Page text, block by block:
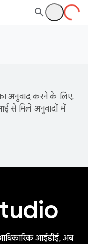
अनुवाद करने के लिए,
से मिले अनुवादों में
आईडीई, अब